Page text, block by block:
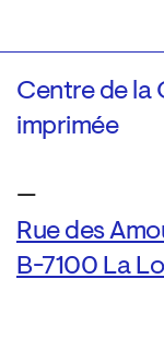
Centre de la
imprimée
—
Rue des
B-7100 La